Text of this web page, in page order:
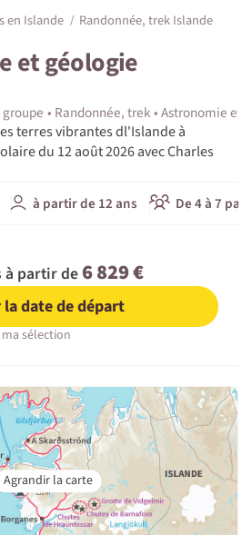
en Islande Randonnée, trek Islande
et géologie
Randonnée, trek Astronomie et
terres vibrantes dl'Islande à
du 12 août 2026 avec Charles
à partir de 12 ans De 4 à 7
à partir de 6 829 €
la date de départ
sélection